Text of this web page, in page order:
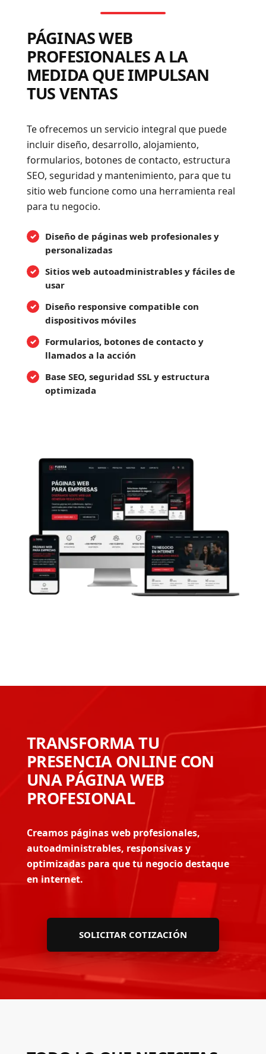
PÁGINAS WEB
PROFESIONALES A LA
MEDIDA QUE IMPULSAN
TUS VENTAS
Te ofrecemos un servicio integral que puede
incluir diseño, desarrollo, alojamiento,
formularios, botones de contacto, estructura
SEO, seguridad y mantenimiento, para que tu
sitio web funcione como una herramienta real
para tu negocio.
Diseño de páginas web profesionales y
personalizadas
Sitios web autoadministrables y fáciles de
usar
Diseño responsive compatible con
dispositivos móviles
Formularios, botones de contacto y
llamados a la acción
Base SEO, seguridad SSL y estructura
optimizada
TRANSFORMA TU
PRESENCIA ONLINE CON
UNA PÁGINA WEB
PROFESIONAL
Creamos páginas web profesionales,
autoadministrables, responsivas y
optimizadas para que tu negocio destaque
en internet.
SOLICITAR COTIZACIÓN